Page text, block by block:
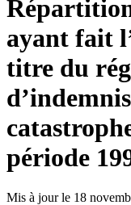
ayant fait
titre du
période
Mis à jour le 18